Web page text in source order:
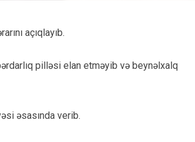
açıqlayıb.
pilləsi elan etməyib və beynəlxalq
əsasında verib.